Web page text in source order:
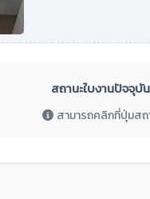
สถานะใบงานปัจจุบั
สามารถคลิกที่ปุ่มสถ